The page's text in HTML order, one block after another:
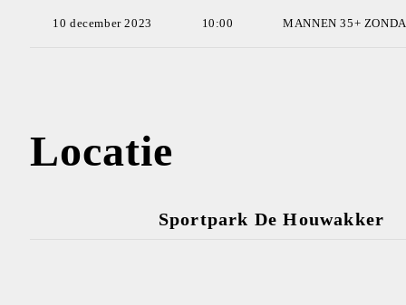
10 december 2023 10:00 MANNEN 35+
Locatie
Sportpark De Houwakker